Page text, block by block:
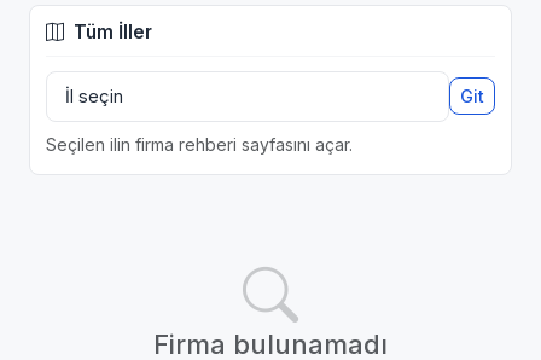
Tüm İller
Git
Seçilen ilin firma rehberi sayfasını açar.
Firma bulunamadı